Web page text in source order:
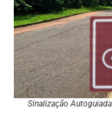
Sinalização